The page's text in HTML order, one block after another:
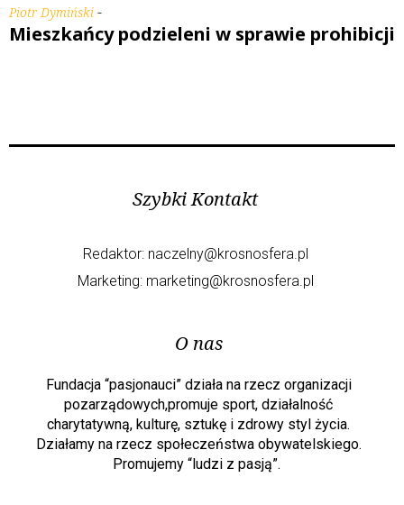
Piotr Dymiński -
Mieszkańcy podzieleni w sprawie prohibicji
Szybki Kontakt
Redaktor: naczelny@krosnosfera.pl
Marketing: marketing@krosnosfera.pl
O nas
Fundacja “pasjonauci” działa na rzecz organizacji
pozarządowych,promuje sport, działalność
charytatywną, kulturę, sztukę i zdrowy styl życia.
Działamy na rzecz społeczeństwa obywatelskiego.
Promujemy “ludzi z pasją”.